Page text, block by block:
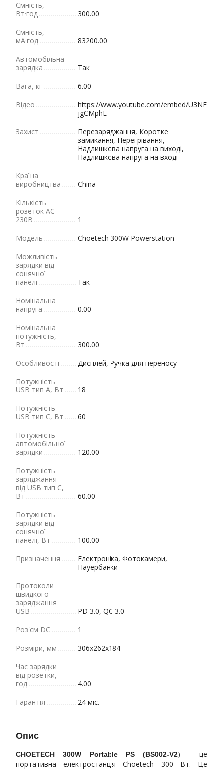
Ємність,
Вт·год
300.00
Ємність,
мА·год
83200.00
Автомобільна
зарядка
Так
Вага, кг
6.00
Відео
https://www.youtube.com/embed/U3NF
jgCMphE
Захист
Перезаряджання, Коротке
замикання, Перегрівання,
Надлишкова напруга на виході,
Надлишкова напруга на вході
Країна
виробництва
China
Кількість
розеток AC
230В
1
Модель
Choetech 300W Powerstation
Можливість
зарядки від
сонячної
панелі
Так
Номінальна
напруга
0.00
Номінальна
потужність,
Вт
300.00
Особливості
Дисплей, Ручка для переносу
Потужність
USB тип A, Вт
18
Потужність
USB тип C, Вт
60
Потужність
автомобільної
зарядки
120.00
Потужність
заряджання
від USB тип C,
Вт
60.00
Потужність
зарядки від
сонячної
панелі, Вт
100.00
Призначення
Електроніка, Фотокамери,
Пауербанки
Протоколи
швидкого
заряджання
USB
PD 3.0, QC 3.0
Роз'єм DC
1
Розміри, мм
306х262х184
Час зарядки
від розетки,
год
4.00
Гарантія
24 міс.
Опис
CHOETECH 300W Portable PS (BS002-V2) - це
портативна електростанція Choetech 300 Вт. Це